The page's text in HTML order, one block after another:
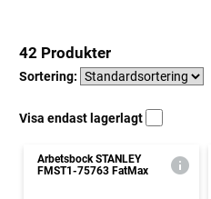
42 Produkter
Sortering:
Visa endast lagerlagt
Arbetsbock STANLEY
FMST1-75763 FatMax